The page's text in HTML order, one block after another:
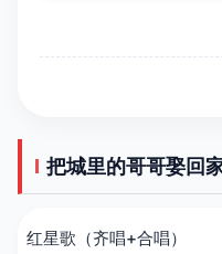
把城里的哥哥娶回
红星歌（齐唱+合唱）